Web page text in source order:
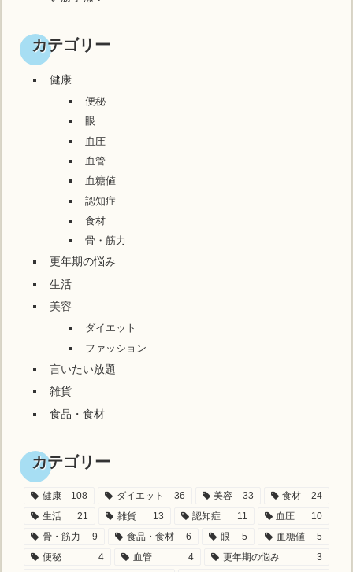
カテゴリー
健康
便秘
眼
血圧
血管
血糖値
認知症
食材
骨・筋力
更年期の悩み
生活
美容
ダイエット
ファッション
言いたい放題
雑貨
食品・食材
カテゴリー
健康 108 ダイエット 36 美容 33 食材
24
生活
21 雑貨 13 認知症 11 血圧
10
骨・筋力
9 食品・食材 6 眼 5 血糖値
5
便秘
4 血管 4 更年期の悩み
3